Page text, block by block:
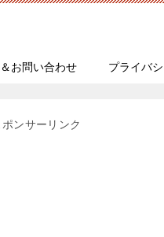
お問い合わせ プライバ
ポンサーリンク